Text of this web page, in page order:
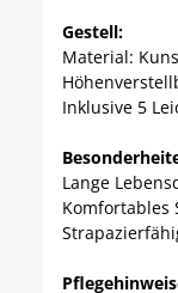
Gestell:
Material:
Inklusive 5
Lange
Komfortables